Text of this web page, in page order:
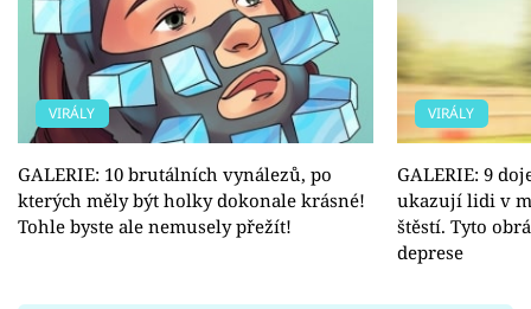
VIRÁLY
GALERIE: 10 brutálních vynálezů, po
kterých měly být holky dokonale krásné!
Tohle byste ale nemusely přežít!
VIRÁLY
GALERIE: 9
ukazují lidi v
štěstí. Tyto
deprese